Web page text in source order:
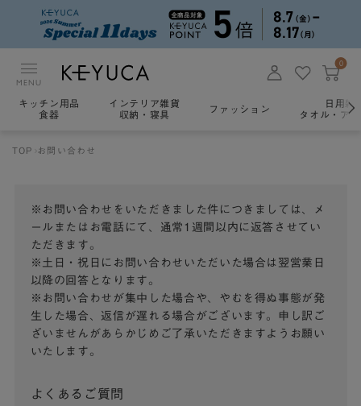
MENU
0
キッチン用品
食器
インテリア雑貨
収納・寝具
ファッション
日用雑
タオル・ア
TOP お問い合わせ
※お問い合わせをいただきました件につきましては、メ
ールまたはお電話にて、通常1週間以内に返答させてい
ただきます。
※土日・祝日にお問い合わせいただいた場合は翌営業日
以降の回答となります。
※お問い合わせが集中した場合や、やむを得ぬ事態が発
生した場合、返信が遅れる場合がございます。申し訳ご
ざいませんがあらかじめご了承いただきますようお願い
いたします。
よくあるご質問